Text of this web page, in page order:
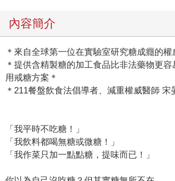
內容簡介
＊來自全球第一位在實驗室研究糖成癮的權
＊提供含精製糖的加工食品比非法藥物更
用戒糖方案＊
＊211餐盤飲食法倡導者、減重權威醫師 宋
「我平時不吃糖！」
「我飲料都喝無糖或微糖！」
「我作菜只加一點點糖，提味而已！」